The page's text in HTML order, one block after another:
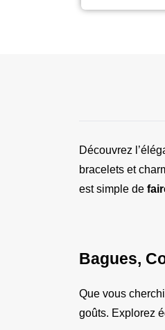
Découvrez
bracelets et
est simple de
Bagues,
Que vous
goûts. Explorez